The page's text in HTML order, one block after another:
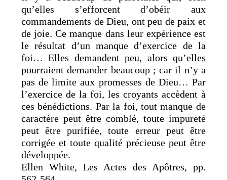
qu’elles s’efforcent d’obéir aux
commandements de Dieu, ont peu de paix et
de joie. Ce manque dans leur expérience est
le résultat d’un manque d’exercice de la
foi… Elles demandent peu, alors qu’elles
pourraient demander beaucoup ; car il n’y a
pas de limite aux promesses de Dieu… Par
l’exercice de la foi, les croyants accèdent à
ces bénédictions. Par la foi, tout manque de
caractère peut être comblé, toute impureté
peut être purifiée, toute erreur peut être
corrigée et toute qualité précieuse peut être
développée.
Ellen White, Les Actes des Apôtres, pp.